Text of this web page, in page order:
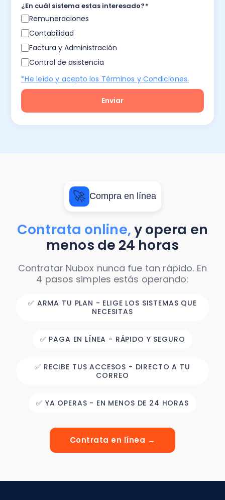
¿En cuál sistema estas interesado?*
Remuneraciones
Contabilidad
Factura y Administración
Control de asistencia
*He leído y acepto los Términos y Condiciones.
🚀 Compra en línea
Contrata online,y opera en
menos de 24 horas
Contratar Nubox nunca fue tan rápido. En
4 pasos simples estás operando:
✅ ARMA TU PLAN - ELIGE LOS SISTEMAS QUE
NECESITAS
✅ PAGA EN LÍNEA - RÁPIDO Y SEGURO
✅ RECIBE TUS ACCESOS - DIRECTO A TU
CORREO
✅ YA OPERAS - EN MENOS DE 24 HORAS
Contrata en línea →